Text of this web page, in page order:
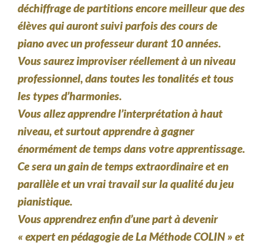
déchiffrage de partitions encore meilleur que des
élèves qui auront suivi parfois des cours de
piano avec un professeur durant 10 années.
Vous saurez improviser réellement à un niveau
professionnel, dans toutes les tonalités et tous
les types d’harmonies.
Vous allez apprendre l’interprétation à haut
niveau, et surtout apprendre à gagner
énormément de temps dans votre apprentissage.
Ce sera un gain de temps extraordinaire et en
parallèle et un vrai travail sur la qualité du jeu
pianistique.
Vous apprendrez enfin d’une part à devenir
« expert en pédagogie de La Méthode COLIN » et